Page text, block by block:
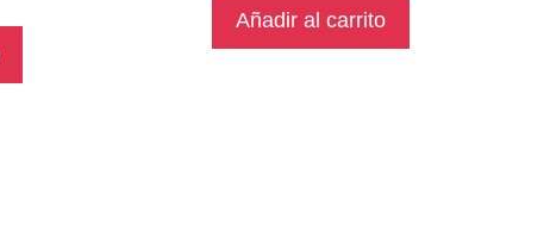
Añadir al carrito